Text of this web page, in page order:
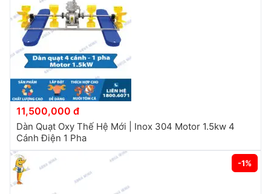
11,500,000 đ
Dàn Quạt Oxy Thế Hệ Mới | Inox 304 Motor 1.5kw 4
Cánh Điện 1 Pha
-1%